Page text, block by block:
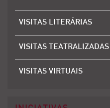
VISITAS LITERÁRIAS
VISITAS TEATRALIZADAS
VISITAS VIRTUAIS